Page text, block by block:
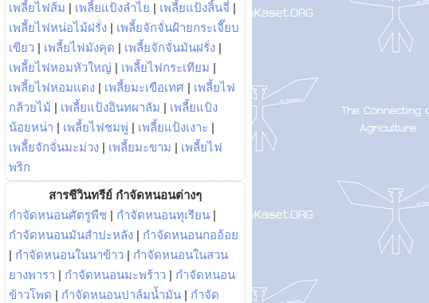
เพลี้ยไฟส้ม | เพลี้ยแป้งลำไย | เพลี้ยแป้งลิ้นจี่ |
เพลี้ยไฟหน่อไม้ฝรั่ง | เพลี้ยจักจั่นฝ้ายกระเจี๊ยบ
เขียว | เพลี้ยไฟมังคุด | เพลี้ยจักจั่นมันฝรั่ง |
เพลี้ยไฟหอมหัวใหญ่ | เพลี้ยไฟกระเทียม |
เพลี้ยไฟหอมแดง | เพลี้ยมะเขือเทศ | เพลี้ยไฟ
กล้วยไม้ | เพลี้ยแป้งอินทผาลัม | เพลี้ยแป้ง
น้อยหน่า | เพลี้ยไฟชมพู่ | เพลี้ยแป้งเงาะ |
เพลี้ยจักจั่นมะม่วง | เพลี้ยมะขาม | เพลี้ยไฟ
พริก
สารชีวินทรีย์ กำจัดหนอนต่างๆ
กำจัดหนอนศัตรูพืช | กำจัดหนอนทุเรียน |
กำจัดหนอนมันสำปะหลัง | กำจัดหนอนกออ้อย
| กำจัดหนอนในนาข้าว | กำจัดหนอนในสวน
ยางพารา | กำจัดหนอนมะพร้าว | กำจัดหนอน
ข้าวโพด | กำจัดหนอนปาล์มน้ำมัน | กำจัด